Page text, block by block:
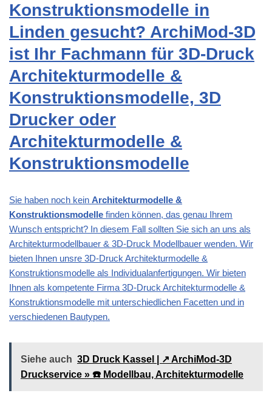
Konstruktionsmodelle in
Linden gesucht? ArchiMod-3D
ist Ihr Fachmann für 3D-Druck
Architekturmodelle &
Konstruktionsmodelle, 3D
Drucker oder
Architekturmodelle &
Konstruktionsmodelle
Sie haben noch kein Architekturmodelle &
Konstruktionsmodelle finden können, das genau Ihrem
Wunsch entspricht? In diesem Fall sollten Sie sich an uns als
Architekturmodellbauer & 3D-Druck Modellbauer wenden. Wir
bieten Ihnen unsre 3D-Druck Architekturmodelle &
Konstruktionsmodelle als Individualanfertigungen. Wir bieten
Ihnen als kompetente Firma 3D-Druck Architekturmodelle &
Konstruktionsmodelle mit unterschiedlichen Facetten und in
verschiedenen Bautypen.
Siehe auch 3D Druck Kassel | ↗️ ArchiMod-3D
Druckservice » ☎️ Modellbau, Architekturmodelle